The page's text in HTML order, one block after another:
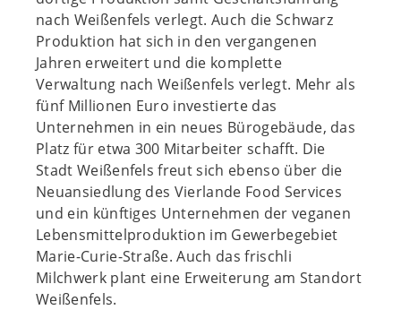
nach Weißenfels verlegt. Auch die Schwarz
Produktion hat sich in den vergangenen
Jahren erweitert und die komplette
Verwaltung nach Weißenfels verlegt. Mehr als
fünf Millionen Euro investierte das
Unternehmen in ein neues Bürogebäude, das
Platz für etwa 300 Mitarbeiter schafft. Die
Stadt Weißenfels freut sich ebenso über die
Neuansiedlung des Vierlande Food Services
und ein künftiges Unternehmen der veganen
Lebensmittelproduktion im Gewerbegebiet
Marie-Curie-Straße. Auch das frischli
Milchwerk plant eine Erweiterung am Standort
Weißenfels.